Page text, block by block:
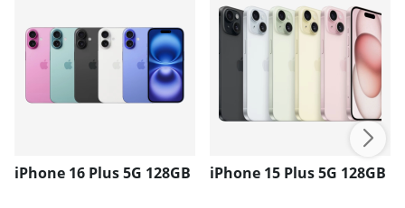
iPhone 16 Plus 5G 128GB iPhone 15 Plus 5G 128GB